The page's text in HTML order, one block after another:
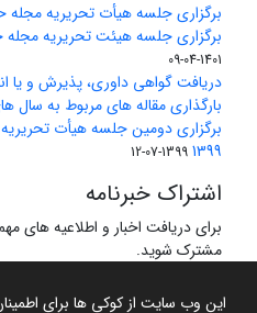
این وب سایت از کوکی ها برای اطمینان
برگزاری جلسه هیأت تحریریه
برگزاری جلسه هیئت تحریریه مجله
1401-04-09
دریافت گواهی داوری، پذیرش و یا
بارگذاری مقاله های مربوط به سال های 1370 تا
برگزاری دومین جلسه هیأت
1399
1399-07-12
اشتراک خبرنامه
برای دریافت اخبار و اطلاعیه های
مشترک شوید.